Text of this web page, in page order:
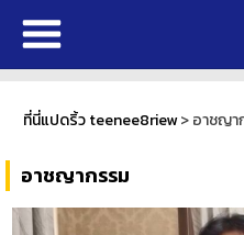
ที่นี่แปดริ้ว teenee8riew>อาชญา
อาชญากรรม